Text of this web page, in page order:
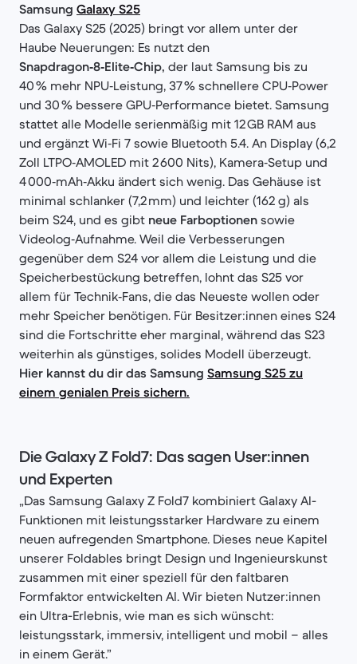
Samsung Galaxy S25
Das Galaxy S25 (2025) bringt vor allem unter der
Haube Neuerungen: Es nutzt den
Snapdragon‑8‑Elite‑Chip, der laut Samsung bis zu
40 % mehr NPU‑Leistung, 37 % schnellere CPU‑Power
und 30 % bessere GPU‑Performance bietet. Samsung
stattet alle Modelle serienmäßig mit 12 GB RAM aus
und ergänzt Wi‑Fi 7 sowie Bluetooth 5.4. An Display (6,2
Zoll LTPO‑AMOLED mit 2 600 Nits), Kamera‑Setup und
4 000‑mAh‑Akku ändert sich wenig. Das Gehäuse ist
minimal schlanker (7,2 mm) und leichter (162 g) als
beim S24, und es gibt neue Farboptionen sowie
Videolog‑Aufnahme. Weil die Verbesserungen
gegenüber dem S24 vor allem die Leistung und die
Speicherbestückung betreffen, lohnt das S25 vor
allem für Technik‑Fans, die das Neueste wollen oder
mehr Speicher benötigen. Für Besitzer:innen eines S24
sind die Fortschritte eher marginal, während das S23
weiterhin als günstiges, solides Modell überzeugt.
Hier kannst du dir das Samsung Samsung S25 zu
einem genialen Preis sichern.
Die Galaxy Z Fold7: Das sagen User:innen
und Experten
„Das Samsung Galaxy Z Fold7 kombiniert Galaxy AI-
Funktionen mit leistungsstarker Hardware zu einem
neuen aufregenden Smartphone. Dieses neue Kapitel
unserer Foldables bringt Design und Ingenieurskunst
zusammen mit einer speziell für den faltbaren
Formfaktor entwickelten AI. Wir bieten Nutzer:innen
ein Ultra-Erlebnis, wie man es sich wünscht:
leistungsstark, immersiv, intelligent und mobil – alles
in einem Gerät.”